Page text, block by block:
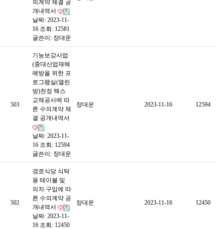
의계약 체결 공
개내역서
날짜: 2023-11-
16 조회: 12581
글쓴이: 장대운
503
기능보강사업
(중대산업재해
예방을 위한 프
로그램실(열린
방)천정 텍스
교체공사에 따
른 수의계약 체
결 공개내역서
날짜: 2023-11-
16 조회: 12594
글쓴이: 장대운
장대운 2023-11-16 12594
502
경로식당 식탁
용 테이블 및
의자 구입에 따
른 수의계약 공
개내역서
날짜: 2023-11-
16 조회: 12450
장대운 2023-11-16 12450